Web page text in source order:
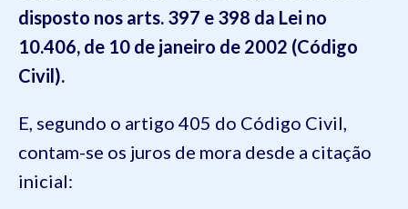
disposto nos arts. 397 e 398 da Lei no
10.406, de 10 de janeiro de 2002 (Código
Civil).
E, segundo o artigo 405 do Código Civil,
contam-se os juros de mora desde a citação
inicial: